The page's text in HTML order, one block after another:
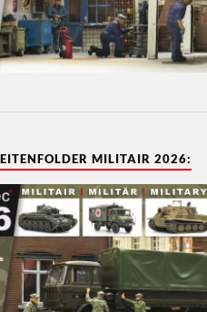
MILITAIR 2026: